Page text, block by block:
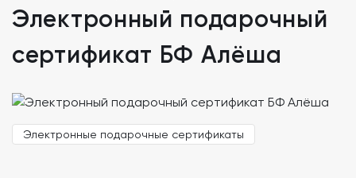
Электронный подарочный
сертификат БФ Алёша
Электронные подарочные сертификаты